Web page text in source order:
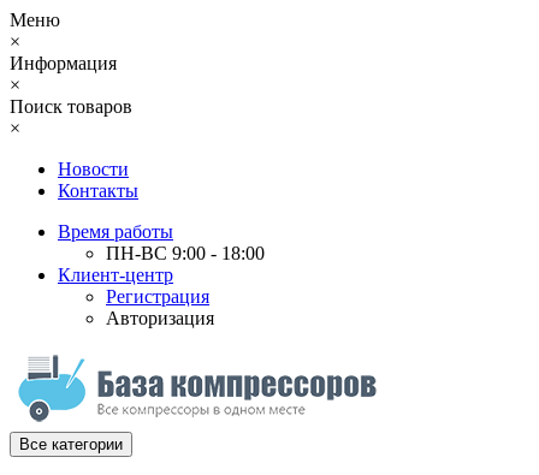
Меню
×
Информация
×
Поиск товаров
×
Новости
Контакты
Время работы
ПН-ВС 9:00 - 18:00
Клиент-центр
Регистрация
Авторизация
Все категории